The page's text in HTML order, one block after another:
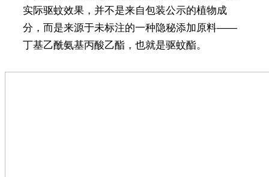
实际驱蚊效果，并不是来自包装公示的植物成
分，而是来源于未标注的一种隐秘添加原料——
丁基乙酰氨基丙酸乙酯，也就是驱蚊酯。